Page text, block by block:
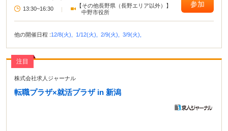
13:30~16:30 |
【その他長野県（長野エリア以外）】
中野市役所
参加
他の開催日程 :12/8(火), 1/12(火), 2/9(火), 3/9(火),
注目
株式会社求人ジャーナル
転職プラザ×就活プラザ in 新潟